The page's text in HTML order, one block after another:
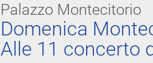
Palazzo Montecitorio
Domenica
Alle 11 concerto